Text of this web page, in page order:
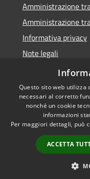
Amministrazione
Amministrazione
Informativa privacy
Note legali
Dichiarazione di
Accessibilità
Questo sito web
necessari al corretto
nonché un cookie
informazioni
Per maggiori dettagli, può
ACCETTA